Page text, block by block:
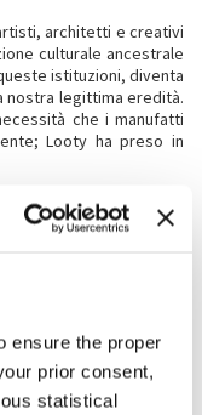
ensure the proper
prior consent,
statistical
architetti e creativi
culturale ancestrale
istituzioni, diventa
nostra legittima eredità.
che i manufatti
Looty ha preso in
Quraishi
Onyeaka
(Video Editor), Joel
Producer)